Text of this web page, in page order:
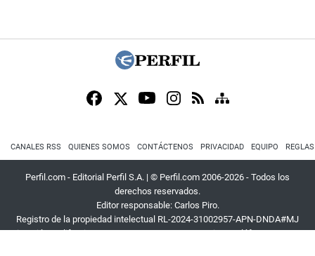
CANALES RSS QUIENES SOMOS CONTÁCTENOS PRIVACIDAD EQUIPO
Perfil.com - Editorial Perfil S.A. | © Perfil.com 2006-2026 - Todos los
derechos reservados.
Editor responsable: Carlos Piro.
Registro de la propiedad intelectual RL-2024-31002957-APN-DNDA#MJ
Dirección:California 2715,C1289ABI,CABA, Argentina| Teléfono:+54 9 11